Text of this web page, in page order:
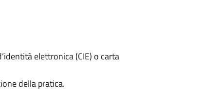
elettronica (CIE) o carta
della pratica.